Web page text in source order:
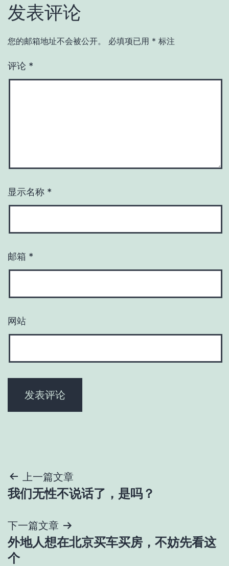
发表评论
您的邮箱地址不会被公开。 必填项已用 * 标注
评论 *
显示名称 *
邮箱 *
网站
文
章
导
航
上一篇文章
我们无性不说话了，是吗？
下一篇文章
外地人想在北京买车买房，不妨先看这
个